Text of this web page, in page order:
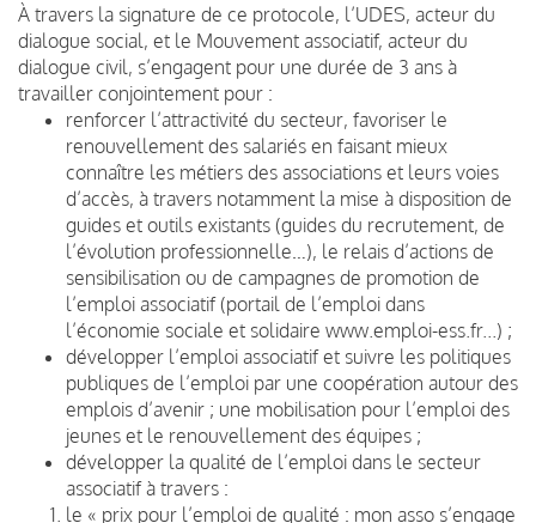
À travers la signature de ce protocole, l’UDES, acteur du
dialogue social, et le Mouvement associatif, acteur du
dialogue civil, s’engagent pour une durée de 3 ans à
travailler conjointement pour :
renforcer l’attractivité du secteur, favoriser le
renouvellement des salariés en faisant mieux
connaître les métiers des associations et leurs voies
d’accès, à travers notamment la mise à disposition de
guides et outils existants (guides du recrutement, de
l’évolution professionnelle…), le relais d’actions de
sensibilisation ou de campagnes de promotion de
l’emploi associatif (portail de l’emploi dans
l’économie sociale et solidaire www.emploi-ess.fr...) ;
développer l’emploi associatif et suivre les politiques
publiques de l’emploi par une coopération autour des
emplois d’avenir ; une mobilisation pour l’emploi des
jeunes et le renouvellement des équipes ;
développer la qualité de l’emploi dans le secteur
associatif à travers :
le « prix pour l’emploi de qualité : mon asso s’engage